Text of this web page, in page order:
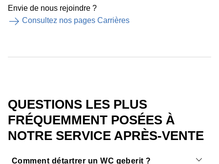
Envie de nous rejoindre ?
Consultez nos pages Carrières
QUESTIONS LES PLUS
FRÉQUEMMENT POSÉES À
NOTRE SERVICE APRÈS-VENTE
Comment détartrer un WC geberit ?